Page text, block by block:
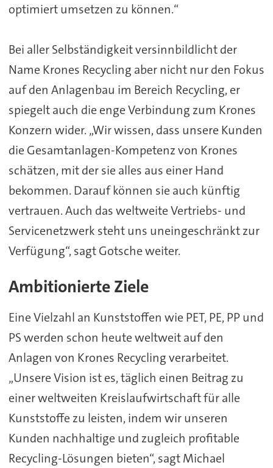
optimiert umsetzen zu können.“
Bei aller Selbständigkeit versinnbildlicht der
Name Krones Recycling aber nicht nur den Fokus
auf den Anlagenbau im Bereich Recycling, er
spiegelt auch die enge Verbindung zum Krones
Konzern wider. „Wir wissen, dass unsere Kunden
die Gesamtanlagen-Kompetenz von Krones
schätzen, mit der sie alles aus einer Hand
bekommen. Darauf können sie auch künftig
vertrauen. Auch das weltweite Vertriebs- und
Servicenetzwerk steht uns uneingeschränkt zur
Verfügung“, sagt Gotsche weiter.
Ambitionierte Ziele
Eine Vielzahl an Kunststoffen wie PET, PE, PP und
PS werden schon heute weltweit auf den
Anlagen von Krones Recycling verarbeitet.
„Unsere Vision ist es, täglich einen Beitrag zu
einer weltweiten Kreislaufwirtschaft für alle
Kunststoffe zu leisten, indem wir unseren
Kunden nachhaltige und zugleich profitable
Recycling-Lösungen bieten“, sagt Michael